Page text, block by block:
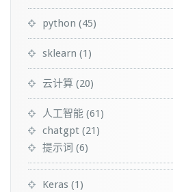
python (45)
sklearn (1)
云计算 (20)
人工智能 (61)
chatgpt (21)
提示词 (6)
Keras (1)